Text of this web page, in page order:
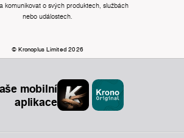
komunikovat o svých produktech, službách
nebo událostech.
© Kronoplus Limited 2026
mobilní
aplikace